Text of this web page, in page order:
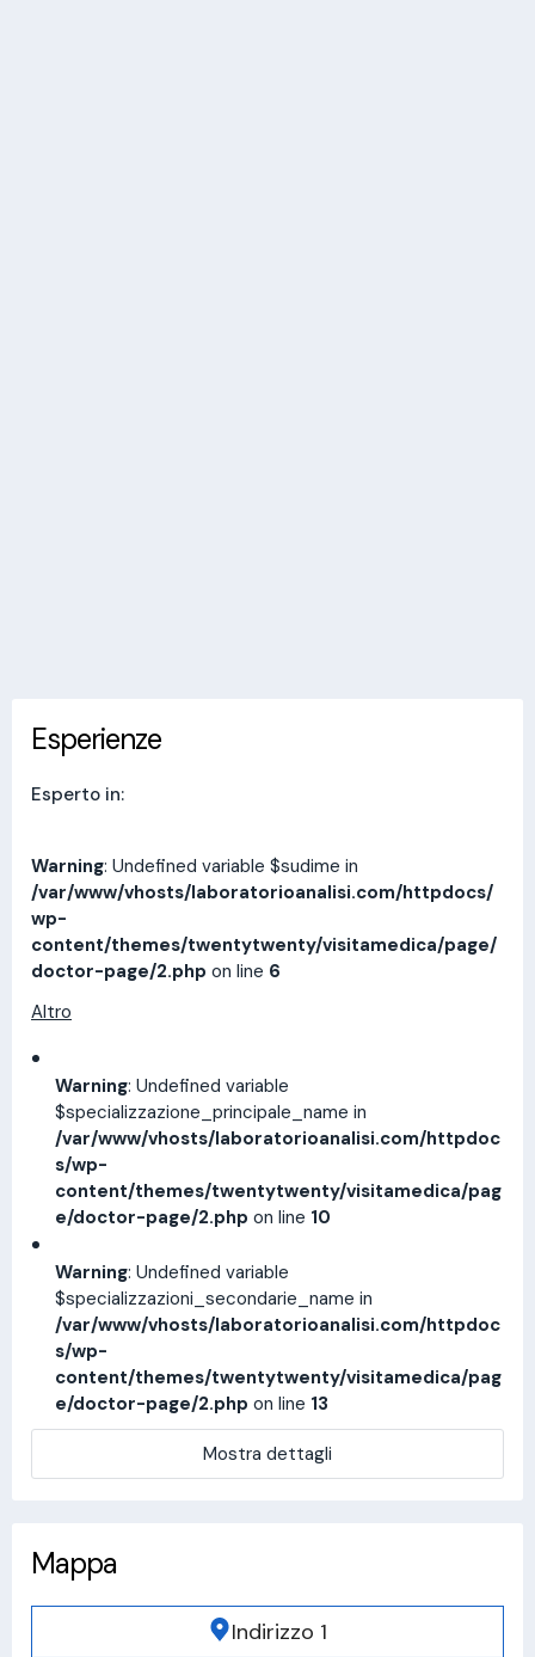
Esperienze
Esperto in:
Warning: Undefined variable $sudime in
/var/www/vhosts/laboratorioanalisi.com/httpdocs/
wp-
content/themes/twentytwenty/visitamedica/page/
doctor-page/2.php on line 6
Altro
Warning: Undefined variable
$specializzazione_principale_name in
/var/www/vhosts/laboratorioanalisi.com/httpdoc
s/wp-
content/themes/twentytwenty/visitamedica/pag
e/doctor-page/2.php on line 10
Warning: Undefined variable
$specializzazioni_secondarie_name in
/var/www/vhosts/laboratorioanalisi.com/httpdoc
s/wp-
content/themes/twentytwenty/visitamedica/pag
e/doctor-page/2.php on line 13
Mostra dettagli
Mappa
Indirizzo 1